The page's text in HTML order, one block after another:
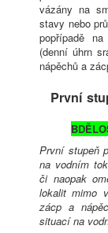
vázány na
stavy nebo
popřípadě
(denní úhrn
nápěchů a
První
První stupeň
na vodním
či naopak
lokalit mimo
zácp a
situací na